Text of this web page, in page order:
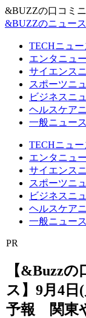
&BUZZの口コミ
&BUZZのニュー
TECHニュー
エンタニュ
サイエンス
スポーツニ
ビジネスニ
ヘルスケア
一般ニュース
TECHニュー
エンタニュ
サイエンス
スポーツニ
ビジネスニ
ヘルスケア
一般ニュース
PR
【&Buzz
ス】9月4日
予報 関東